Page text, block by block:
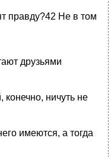
правду?42 Не в том
друзьями
ничуть не
имеются, а тогда